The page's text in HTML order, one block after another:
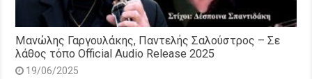
Μανώλης Γαργουλάκης, Παντελής Σαλούστρος – Σε
λάθος τόπο Official Audio Release 2025
19/06/2025